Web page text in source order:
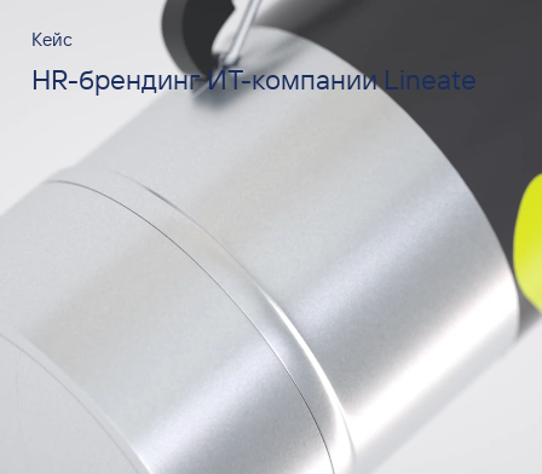
Кейс
HR-брендинг ИТ-компании Lineate